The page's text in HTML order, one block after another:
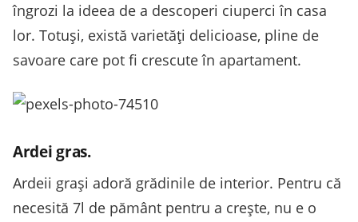
îngrozi la ideea de a descoperi ciuperci în casa
lor. Totuşi, există varietăţi delicioase, pline de
savoare care pot fi crescute în apartament.
Ardei gras.
Ardeii graşi adoră grădinile de interior. Pentru că
necesită 7l de pământ pentru a creşte, nu e o